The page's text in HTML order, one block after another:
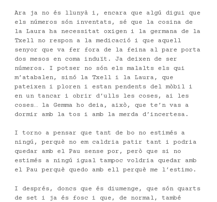
Ara ja no és llunyà i, encara que algú digui que
els números són inventats, sé que la cosina de
la Laura ha necessitat oxigen i la germana de la
Txell no respon a la medicació i que aquell
senyor que va fer fora de la feina al pare porta
dos mesos en coma induït. Ja deixen de ser
números. I potser no són els malalts els qui
m’atabalen, sinó la Txell i la Laura, que
pateixen i ploren i estan pendents del mòbil i
en un tancar i obrir d’ulls les coses, ai les
coses… la Gemma ho deia, això, que te’n vas a
dormir amb la tos i amb la merda d’incertesa.
I torno a pensar que tant de bo no estimés a
ningú, perquè no em caldria patir tant i podria
quedar amb el Pau sense por, però que si no
estimés a ningú igual tampoc voldria quedar amb
el Pau perquè quedo amb ell perquè me l’estimo.
I després, doncs que és diumenge, que són quarts
de set i ja és fosc i que, de normal, també